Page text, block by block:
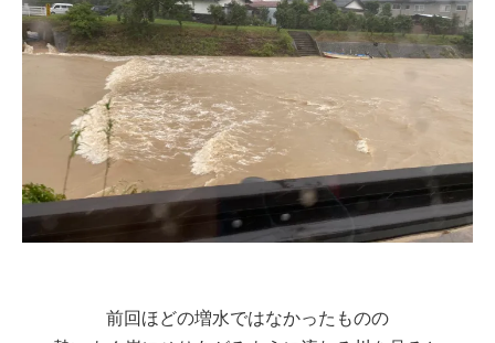
前回ほどの増水ではなかったものの